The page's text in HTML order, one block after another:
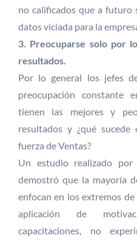
no calificados que a futuro
datos viciada para la
3. Preocuparse solo por
resultados.
Por lo general los jefes
preocupación constante
tienen las mejores y
resultados y ¿qué
fuerza de Ventas?
Un estudio realizado por
demostró que la mayoría
enfocan en los extremos
aplicación de
capacitaciones, no